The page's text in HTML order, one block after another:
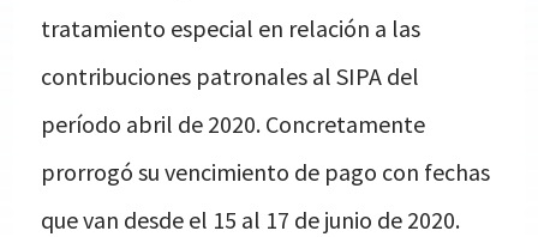
tratamiento especial en relación a las
contribuciones patronales al SIPA del
período abril de 2020. Concretamente
prorrogó su vencimiento de pago con fechas
que van desde el 15 al 17 de junio de 2020.